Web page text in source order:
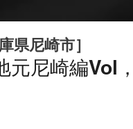
県尼崎市］
元尼崎編Vol，